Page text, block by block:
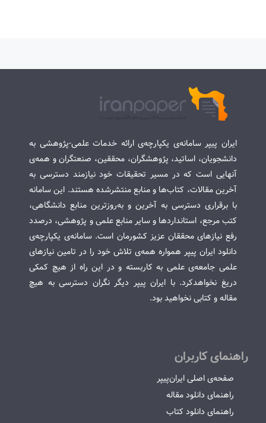
ایران پیپر سامانه‌ی یکپارچه‌ی ارائه خدمات علمی-پژوهشی به
دانشجویان، اساتید، پژوهشگران، محققین، صنعتگران و همه‌ی
آنهایی است که در مسیر تحقیقات خود نیازمند دسترسی به
آخرین مقالات، کتاب‌ها و منابع منتشرشده هستند. این سامانه
با برقراری دسترسی به آخرین و به‌روزترین منابع دانشگاهی،
کتب مرجع، استانداردها و سایر منابع علمی و پژوهشی، درصدد
رفع نیازهای محققان عزیز کشورمان است. سامانه‌ی یکپارچه‌ی
دانلود ایران پیپر همواره همه‌ی تلاش خود را در تامین نیازهای
علمی جامعه‌ی علمی به کاربسته و در این راه از هیچ کمکی
دریغ نخواهدکرد. با ایران پیپر دیگر نگران دسترسی به هیچ
مقاله و کتابی نخواهید بود.
راهنمای کاربران
صفحه‌ی اصلی ایران‌پیپر
راهنمای دانلود مقاله
راهنمای دانلود کتاب